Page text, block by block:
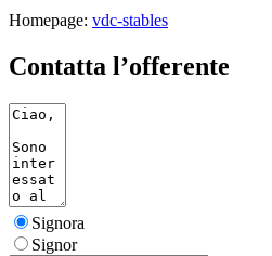
Homepage: vdc-stables
Contatta l’offerente
Signora
Signor